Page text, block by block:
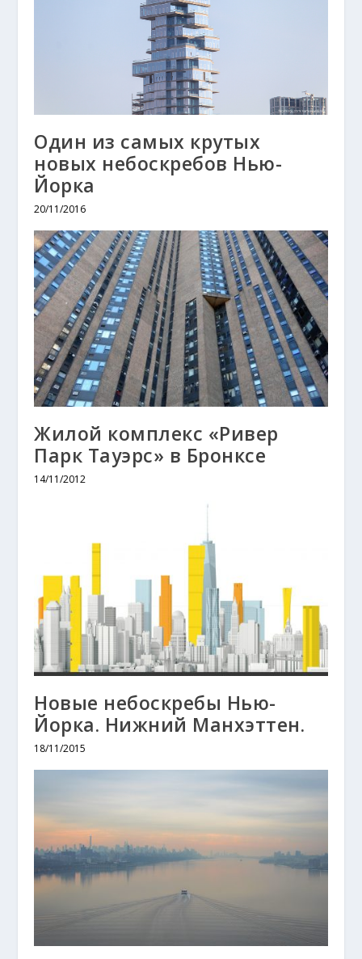
Один из самых крутых
новых небоскребов Нью-
Йорка
20/11/2016
Жилой комплекс «Ривер
Парк Тауэрс» в Бронксе
14/11/2012
Новые небоскребы Нью-
Йорка. Нижний Манхэттен.
18/11/2015